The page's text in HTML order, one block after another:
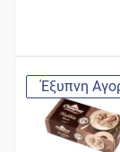
Έξυπνη